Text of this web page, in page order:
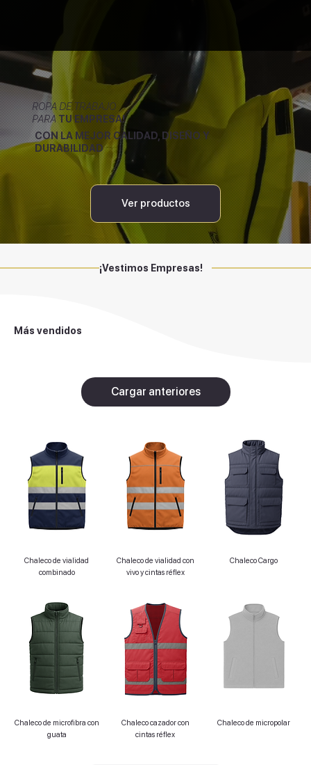
ROPA DE TRABAJO
PARA TU EMPRESA!
CON LA MEJOR CALIDAD, DISEÑO Y
DURABILIDAD
Ver productos
¡Vestimos Empresas!
Cargar anteriores
Chaleco de vialidad
combinado
Chaleco de vialidad con
vivo y cintas réflex
Chaleco Cargo
Chaleco de microfibra con
guata
Chaleco cazador con
cintas réflex
Chaleco de micropolar
Más vendidos